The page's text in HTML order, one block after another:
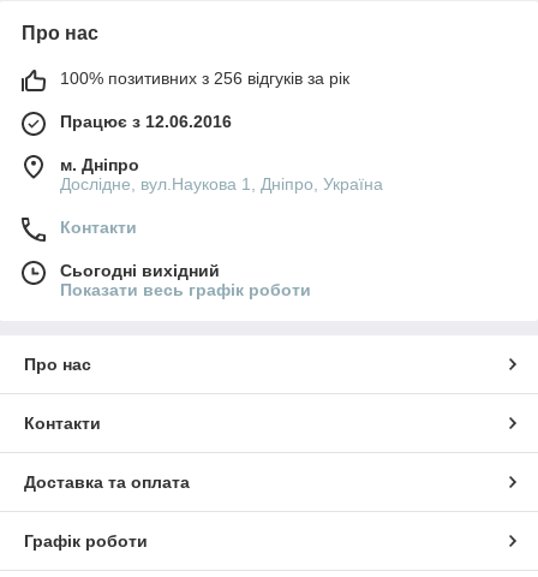
Про нас
100% позитивних з 256 відгуків за рік
Працює з 12.06.2016
м. Дніпро
Дослідне, вул.Наукова 1, Дніпро, Україна
Контакти
Сьогодні вихідний
Показати весь графік роботи
Про нас
Контакти
Доставка та оплата
Графік роботи